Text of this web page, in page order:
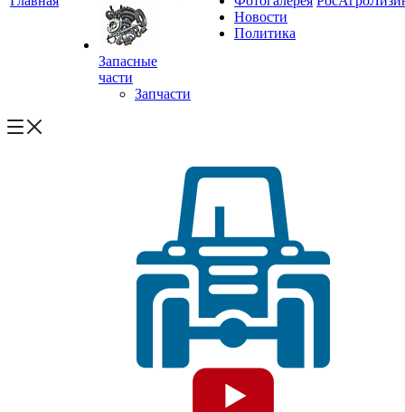
Запасные
части
Запчасти
Новости
Политика